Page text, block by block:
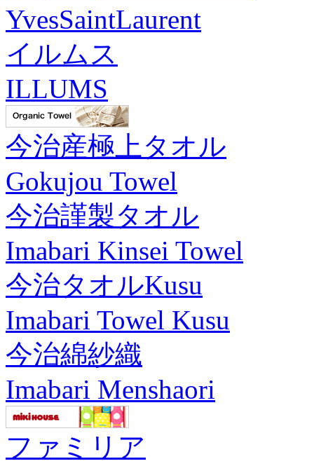
YvesSaintLaurent
イルムス
ILLUMS
今治産極上タオル
Gokujou Towel
今治謹製タオル
Imabari Kinsei Towel
今治タオルKusu
Imabari Towel Kusu
今治綿紗織
Imabari Menshaori
ファミリア